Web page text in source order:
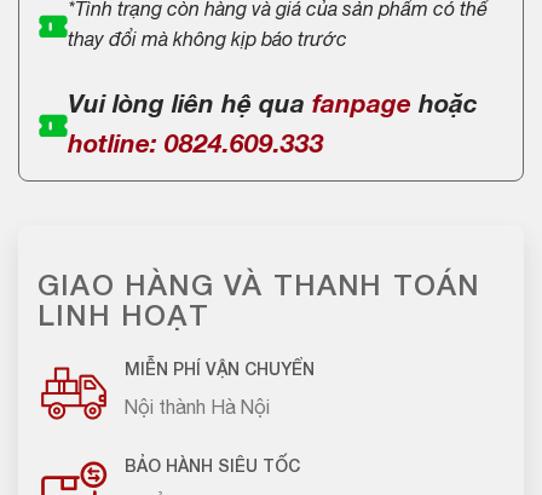
*Tình trạng còn hàng và giá của sản phẩm có thể
thay đổi mà không kịp báo trước
Vui lòng liên hệ qua fanpage hoặc
hotline: 0824.609.333
GIAO HÀNG VÀ THANH TOÁN
LINH HOẠT
MIỄN PHÍ VẬN CHUYỂN
Nội thành Hà Nội
BẢO HÀNH SIÊU TỐC